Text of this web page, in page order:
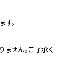
。
せん。ご了承く